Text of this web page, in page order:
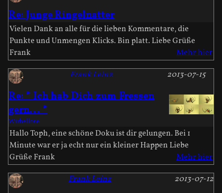
Re: Junge Ringelnatter
Vielen Dank an alle für die lieben Kommentare, die
Punkte und Unmengen Klicks. Bin platt. Liebe Grüße
Frank
Mehr hier
Re: * Ich hab Dich zum Fressen
gern... *
2013-07-15
Frank Leinz
Wirbellose
Hallo Toph, eine schöne Doku ist dir gelungen. Bei 1
Minute war er ja echt nur ein kleiner Happen Liebe
Grüße Frank
Mehr hier
2013-07-12
Frank Leinz